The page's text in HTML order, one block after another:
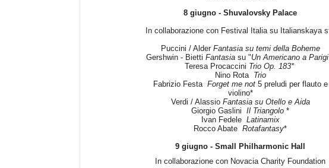
8 giugno - Shuvalovsky Palace
In collaborazione con Festival Italia su Italianskaya
Puccini / Alder Fantasia su temi della Boheme
Gershwin - Bietti Fantasia su "Un Americano a
Teresa Procaccini Trio Op. 183*
Nino Rota Trio
Fabrizio Festa Forget me not5 preludi per flauto e
violino*
Verdi / Alassio Fantasia su Otello e Aida
Giorgio Gaslini Il Triangolo *
Ivan Fedele Latinamix
Rocco Abate Rotafantasy*
9 giugno - Small Philharmonic Hall
In collaborazione con Novacia Charity Foundation